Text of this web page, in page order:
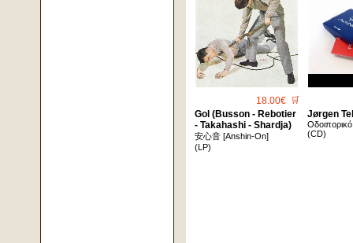
18.00€ 🛒
Gol (Busson - Rebotier
- Takahashi - Shardja)
安心音 [Anshin-On]
(LP)
Jørgen
Οδοιπορικό
(CD)